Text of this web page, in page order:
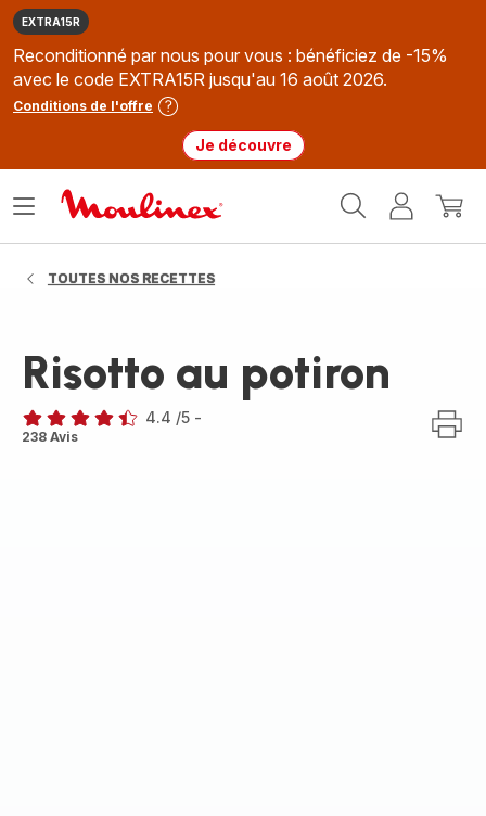
EXTRA15R
Reconditionné par nous pour vous : bénéficiez de -15%
avec le code EXTRA15R jusqu'au 16 août 2026.
Conditions de l'offre
Je découvre
MonMon
Ouvrir
TOUTES NOS RECETTES
Risotto au potiron
ratings.4.4
4.4 /5 -
238 Avis